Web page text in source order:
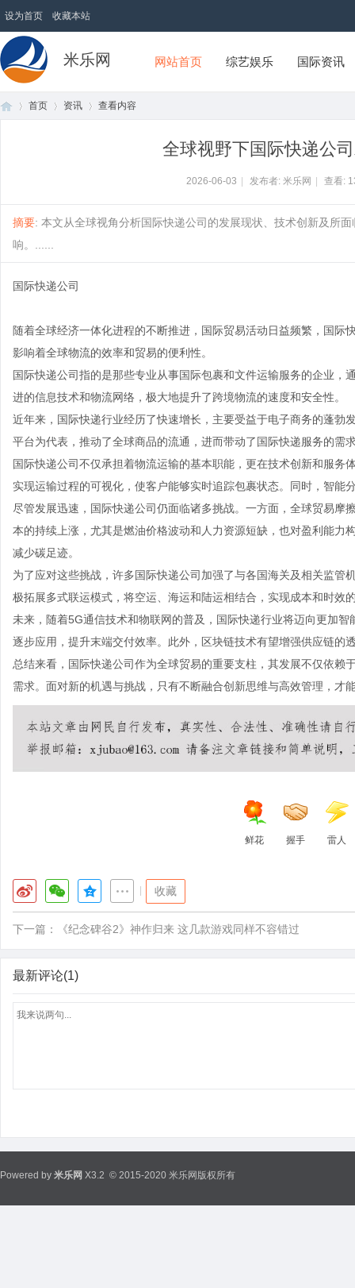
设为首页 收藏本站
米乐网 网站首页 综艺娱乐 国际资讯
首页 资讯 查看内容
全球视野下国际快递公
2026-06-03 发布者: 米乐网 查看:
摘要: 本文从全球视角分析国际快递公司的发展现状、技术创新及所
响。......
国际快递公司
随着全球经济一体化进程的不断推进，国际贸易活动日益频繁，国
影响着全球物流的效率和贸易的便利性。
国际快递公司指的是那些专业从事国际包裹和文件运输服务的企业
进的信息技术和物流网络，极大地提升了跨境物流的速度和安全性。
近年来，国际快递行业经历了快速增长，主要受益于电子商务的蓬勃
平台为代表，推动了全球商品的流通，进而带动了国际快递服务的需
国际快递公司不仅承担着物流运输的基本职能，更在技术创新和服
实现运输过程的可视化，使客户能够实时追踪包裹状态。同时，智
尽管发展迅速，国际快递公司仍面临诸多挑战。一方面，全球贸易
本的持续上涨，尤其是燃油价格波动和人力资源短缺，也对盈利能力
减少碳足迹。
为了应对这些挑战，许多国际快递公司加强了与各国海关及相关监
极拓展多式联运模式，将空运、海运和陆运相结合，实现成本和时效
未来，随着5G通信技术和物联网的普及，国际快递行业将迈向更加
逐步应用，提升末端交付效率。此外，区块链技术有望增强供应链的
总结来看，国际快递公司作为全球贸易的重要支柱，其发展不仅依
需求。面对新的机遇与挑战，只有不断融合创新思维与高效管理，才
鲜花 握手 雷人
收藏
下一篇： 《纪念碑谷2》神作归来 这几款游戏同样不容错过
最新评论(1)
Powered by 米乐网 X3.2 © 2015-2020 米乐网版权所有